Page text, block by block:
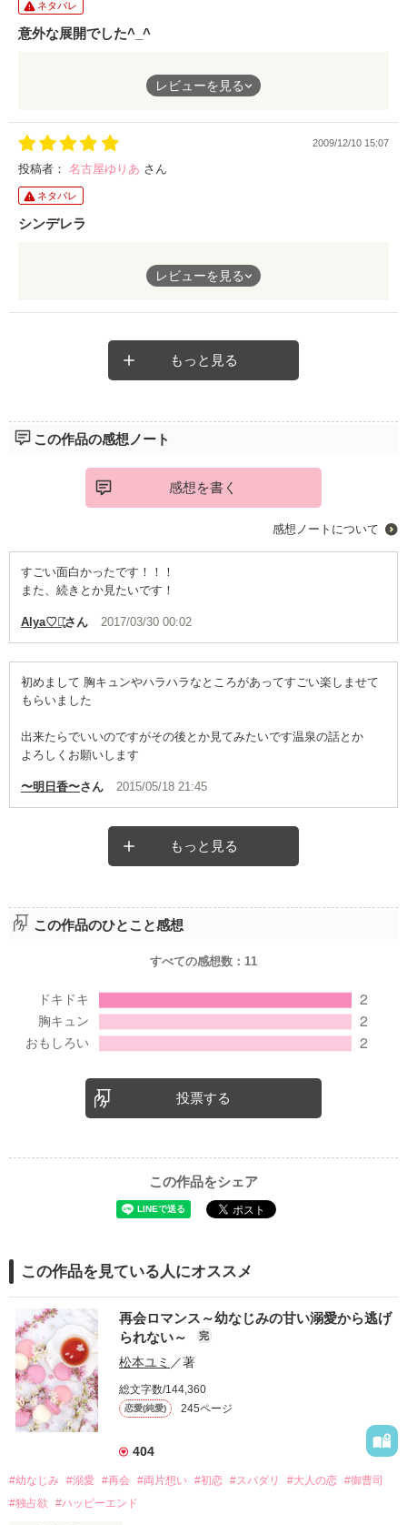
ネタバレ
意外な展開でした^_^
大体どうやって終わるのかは想像できましたが、まさか双子の姉
という展開になるとは思いもしませんでした。
続編を書いていただけると嬉しいです
レビューを見る
2009/12/10 15:07
投稿者： 名古屋ゆりあ さん
ネタバレ
シンデレラ
ある日突然誘拐された私
レビューを見る
もっと見る
この作品の感想ノート
感想を書く
感想ノートについて
すごい面白かったです！！！
また、続きとか見たいです！
Alya♡ೄ̥̽︎さん 2017/03/30 00:02
初めまして 胸キュンやハラハラなところがあってすごい楽しませて
もらいました
出来たらでいいのですがその後とか見てみたいです温泉の話とか
よろしくお願いします
〜明日香〜さん 2015/05/18 21:45
もっと見る
この作品のひとこと感想
すべての感想数： 11
投票する
この作品をシェア
この作品を見ている人にオススメ
再会ロマンス～幼なじみの甘い溺愛から逃げ
られない～
完
松本ユミ ／著
総文字数/144,360
恋愛(純愛) 245ページ
404
#幼なじみ #溺愛 #再会 #両片想い #初恋 #スパダリ #大人の恋 #御曹司
#独占欲
#ハッピーエンド